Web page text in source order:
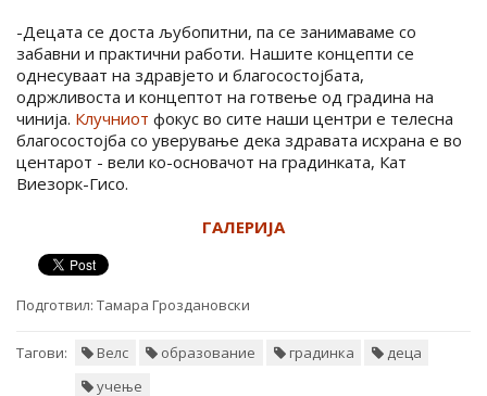
-Децата се доста љубопитни, па се занимаваме со
забавни и практични работи. Нашите концепти се
однесуваат на здравјето и благосостојбата,
одржливоста и концептот на готвење од градина на
чинија. Клучниот фокус во сите наши центри е телесна
благосостојба со уверување дека здравата исхрана е во
центарот - вели ко-основачот на градинката, Кат
Виезорк-Гисо.
ГАЛЕРИЈА
Подготвил: Тамара Гроздановски
Тагови: Велс образование градинка
деца
учење